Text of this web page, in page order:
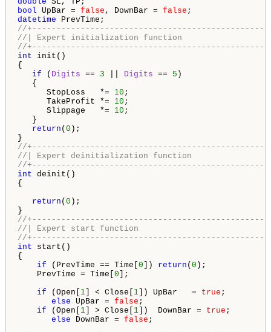
bool UpBar = false , DownBar = false
datetime
//
//| Expert initialization function
//
int init()
{
if ( Digits == 3 Digits == 5 )
{
StopLoss   *= 10 ;
TakeProfit *= 10 ;
Slippage   *= 10 ;
}
return (0 );
//
//| Expert deinitialization function
//
int deinit()
{
return (0 );
//
//| Expert start function
//
int start()
{
if (PrevTime == Time[0]) return (0 );
PrevTime = Time[0];
if (Open[ 1] < Close[ 1]) UpBar   = true ;
else UpBar = false ;
if (Open[ 1] > Close[ 1])  DownBar = true ;
else DownBar = false ;